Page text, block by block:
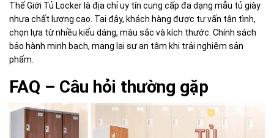
Thế Giới Tủ Locker là địa chỉ uy tín cung cấp đa dạng mẫu tủ giày
nhựa chất lượng cao. Tại đây, khách hàng được tư vấn tận tình,
chọn lựa từ nhiều kiểu dáng, màu sắc và kích thước. Chính sách
bảo hành minh bạch, mang lại sự an tâm khi trải nghiệm sản
phẩm.
FAQ – Câu hỏi thường gặp